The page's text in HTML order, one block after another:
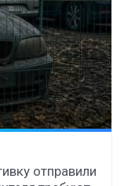
отправили